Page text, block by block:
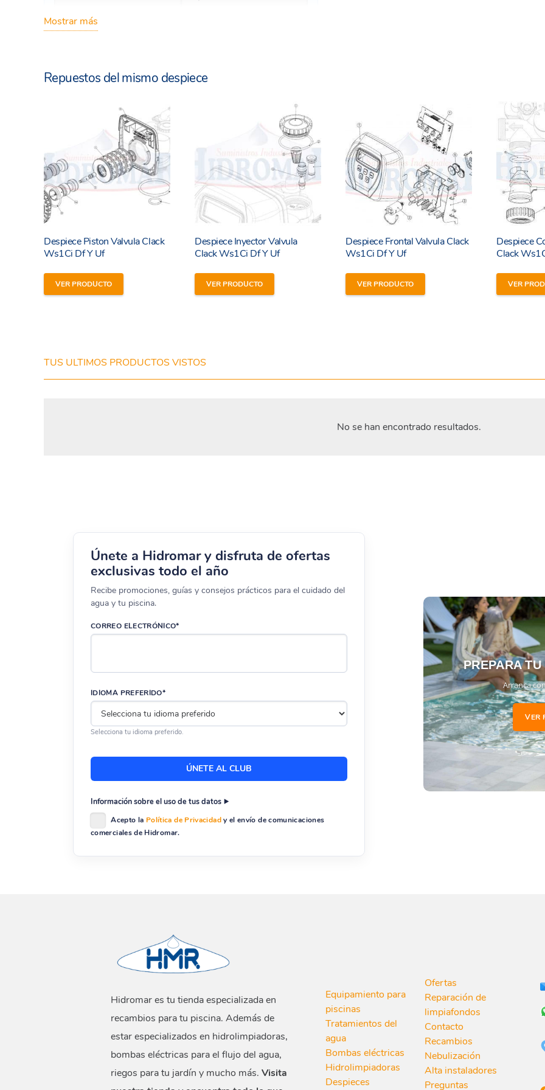
Mostrar más
Repuestos del mismo despiece
Despiece Piston Valvula Clack
Ws1Ci Df Y Uf
VER PRODUCTO
Despiece Inyector Valvula
Clack Ws1Ci Df Y Uf
VER PRODUCTO
Despiece Frontal Valvula Clack
Ws1Ci Df Y Uf
VER PRODUCTO
Despiece
Clack
VER
TUS ULTIMOS PRODUCTOS VISTOS
No se han encontrado resultados.
Únete a Hidromar y disfruta de ofertas
exclusivas todo el año
Recibe promociones, guías y consejos prácticos para el cuidado del
agua y tu piscina.
CORREO ELECTRÓNICO*
IDIOMA PREFERIDO*
Selecciona tu idioma preferido.
Información sobre el uso de tus datos
Acepto la Política de Privacidady el envío de comunicaciones
comerciales de Hidromar.
PREPARA
Arranca
VER
Hidromar es tu tienda especializada en
recambios para tu piscina. Además de
estar especializados en hidrolimpiadoras,
bombas eléctricas para el flujo del agua,
riegos para tu jardín y mucho más. Visita
Equipamiento para
piscinas
Tratamientos del
agua
Bombas eléctricas
Hidrolimpiadoras
Despieces
Ofertas
Reparación de
limpiafondos
Contacto
Recambios
Nebulización
Alta instaladores
Preguntas